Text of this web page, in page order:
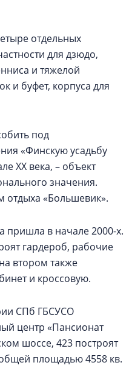
отдельных
для дзюдо,
и тяжелой
и буфет, корпуса для
под
«Финскую усадьбу
ХХ века, – объект
значения.
отдыха «Большевик».
пришла в начале 2000-х.
гардероб, рабочие
втором также
и кроссовую.
СПб ГБСУСО
центр «Пансионат
шоссе, 423 построят
площадью 4558 кв.